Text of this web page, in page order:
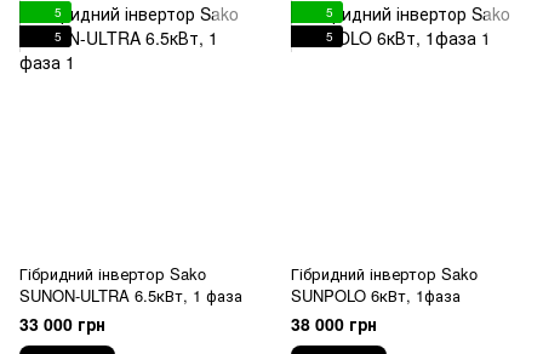
5
5
Гібридний інвертор Sako
SUNON-ULTRA 6.5кВт, 1 фаза
33 000 грн
5
5
Гібридний інвертор Sako
SUNPOLO 6кВт, 1фаза
38 000 грн